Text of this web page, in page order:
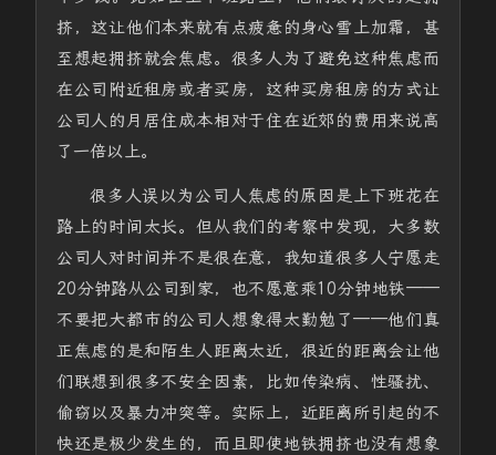
挤，这让他们本来就有点疲惫的身心雪上加霜，甚
至想起拥挤就会焦虑。很多人为了避免这种焦虑而
在公司附近租房或者买房，这种买房租房的方式让
公司人的月居住成本相对于住在近郊的费用来说高
了一倍以上。
很多人误以为公司人焦虑的原因是上下班花在
路上的时间太长。但从我们的考察中发现，大多数
公司人对时间并不是很在意，我知道很多人宁愿走
20分钟路从公司到家，也不愿意乘10分钟地铁——
不要把大都市的公司人想象得太勤勉了——他们真
正焦虑的是和陌生人距离太近，很近的距离会让他
们联想到很多不安全因素，比如传染病、性骚扰、
偷窃以及暴力冲突等。实际上，近距离所引起的不
快还是极少发生的，而且即使地铁拥挤也没有想象